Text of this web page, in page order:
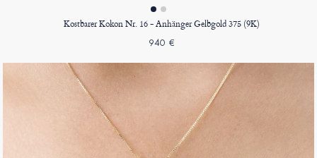
Kostbarer Kokon Nr. 16 - Anhänger Gelbgold 375 (9K)
940 €